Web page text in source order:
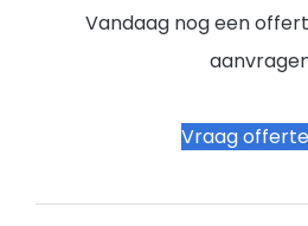
Vandaag nog een
Vraag